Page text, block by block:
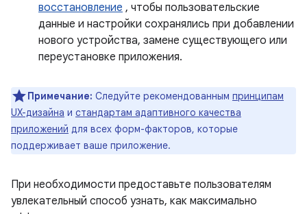
восстановление , чтобы пользовательские
данные и настройки сохранялись при добавлении
нового устройства, замене существующего или
переустановке приложения.
Примечание: Следуйте рекомендованным принципам
UX-дизайна и стандартам адаптивного качества
приложений для всех форм-факторов, которые
поддерживает ваше приложение.
При необходимости предоставьте пользователям
увлекательный способ узнать, как максимально